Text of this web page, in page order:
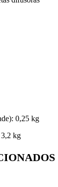
0,25 kg
kg